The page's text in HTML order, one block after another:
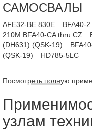
САМОСВАЛЫ
AFE32-BE 830E BFA40-
210M BFA40-CA thru CZ
(DH631) (QSK-19)
(QSK-19)
HD785-5LC
Посмотреть полную
узлам